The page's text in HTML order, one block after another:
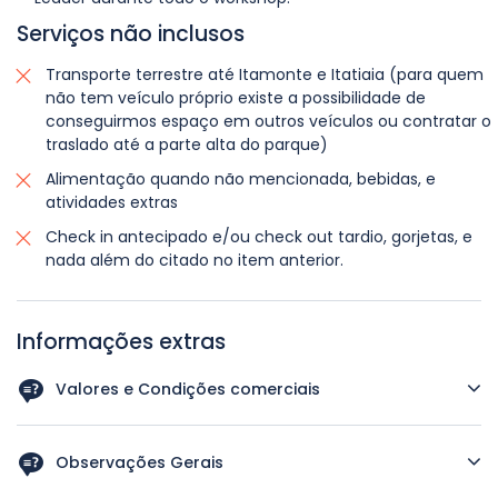
Pernoite na Hospedagem.
montanha e o nosso ponto de partida será o
Abrigo Rebouças. A trilha é considerada de
média intensidade com ~200m de desnível ao
longo do percurso, misturando trechos de
caminhada em terreno plano, com pequenas
subidas pelo caminho. Na região encontramos
vegetação de Campos de Altitude além de
muitas vistas panorâmicas, destacando-se o
Vale do Paraíba. Nos arredores do maciço
Maçã, Pedra da Tartaruga e Pedra Assentada.
Retorno após a sessão fotográfica para a
hospedagem em Itamonte para jantar e
pernoite na Hospedagem.
Serviços não inclusos
Transporte terrestre até Itamonte e Itatiaia (para quem
não tem veículo próprio existe a possibilidade de
conseguirmos espaço em outros veículos ou contratar o
traslado até a parte alta do parque)
Alimentação quando não mencionada, bebidas, e
atividades extras
Check in antecipado e/ou check out tardio, gorjetas, e
nada além do citado no item anterior.
Informações extras
Valores e Condições comerciais
2.100,00
Saída com grupo menor do que 8 participantes mediante
Observações Gerais